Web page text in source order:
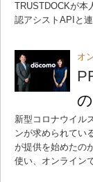
TRUSTDOCKが本
認アシストAPIと
オ
新型コロナウイル
ンが求められてい
が提供を始めたの
使い、オンライン